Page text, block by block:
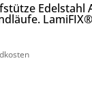
Edelstahl
LamiFIX®